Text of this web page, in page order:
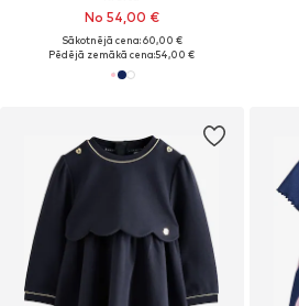
No 54,00 €
Sākotnējā cena: 60,00 €
Pēdējā zemākā cena:54,00 €